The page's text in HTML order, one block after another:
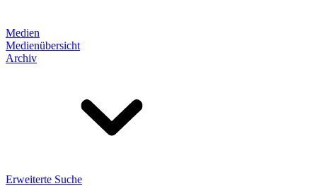
Medien
Medienübersicht
Archiv
Erweiterte Suche